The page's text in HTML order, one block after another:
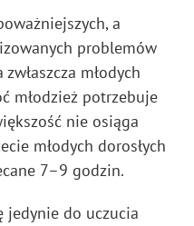
a
problemów
młodych
młodzież potrzebuje
nie osiąga
młodych dorosłych
7–9 godzin.
jedynie do uczucia